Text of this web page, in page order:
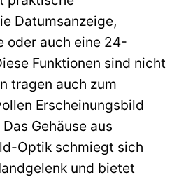
Datumsanzeige,
oder auch eine 24-
Funktionen sind nicht
tragen auch zum
Erscheinungsbild
Gehäuse aus
Optik schmiegt sich
und bietet